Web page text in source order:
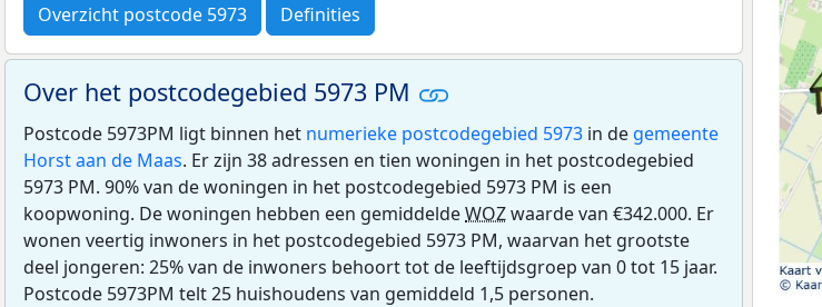
Overzicht postcode 5973 Definities
Over het postcodegebied 5973 PM
Postcode 5973PM ligt binnen het numerieke postcodegebied 5973 in de gemeente
Horst aan de Maas. Er zijn 38 adressen en tien woningen in het postcodegebied
5973 PM. 90% van de woningen in het postcodegebied 5973 PM is een
koopwoning. De woningen hebben een gemiddeldeWOZwaarde van €342.000. Er
wonen veertig inwoners in het postcodegebied 5973 PM, waarvan het grootste
deel jongeren: 25% van de inwoners behoort tot de leeftijdsgroep van 0 tot 15 jaar.
Postcode 5973PM telt 25 huishoudens van gemiddeld 1,5 personen.